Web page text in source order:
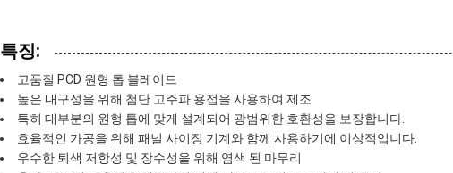
특징:
고품질 PCD 원형 톱 블레이드
높은 내구성을 위해 첨단 고주파 용접을 사용하여 제조
특히 대부분의 원형 톱에 맞게 설계되어 광범위한 호환성을 보장합니다.
효율적인 가공을 위해 패널 사이징 기계와 함께 사용하기에 이상적입니다.
우수한 퇴색 저항성 및 장수성을 위해 염색 된 마무리